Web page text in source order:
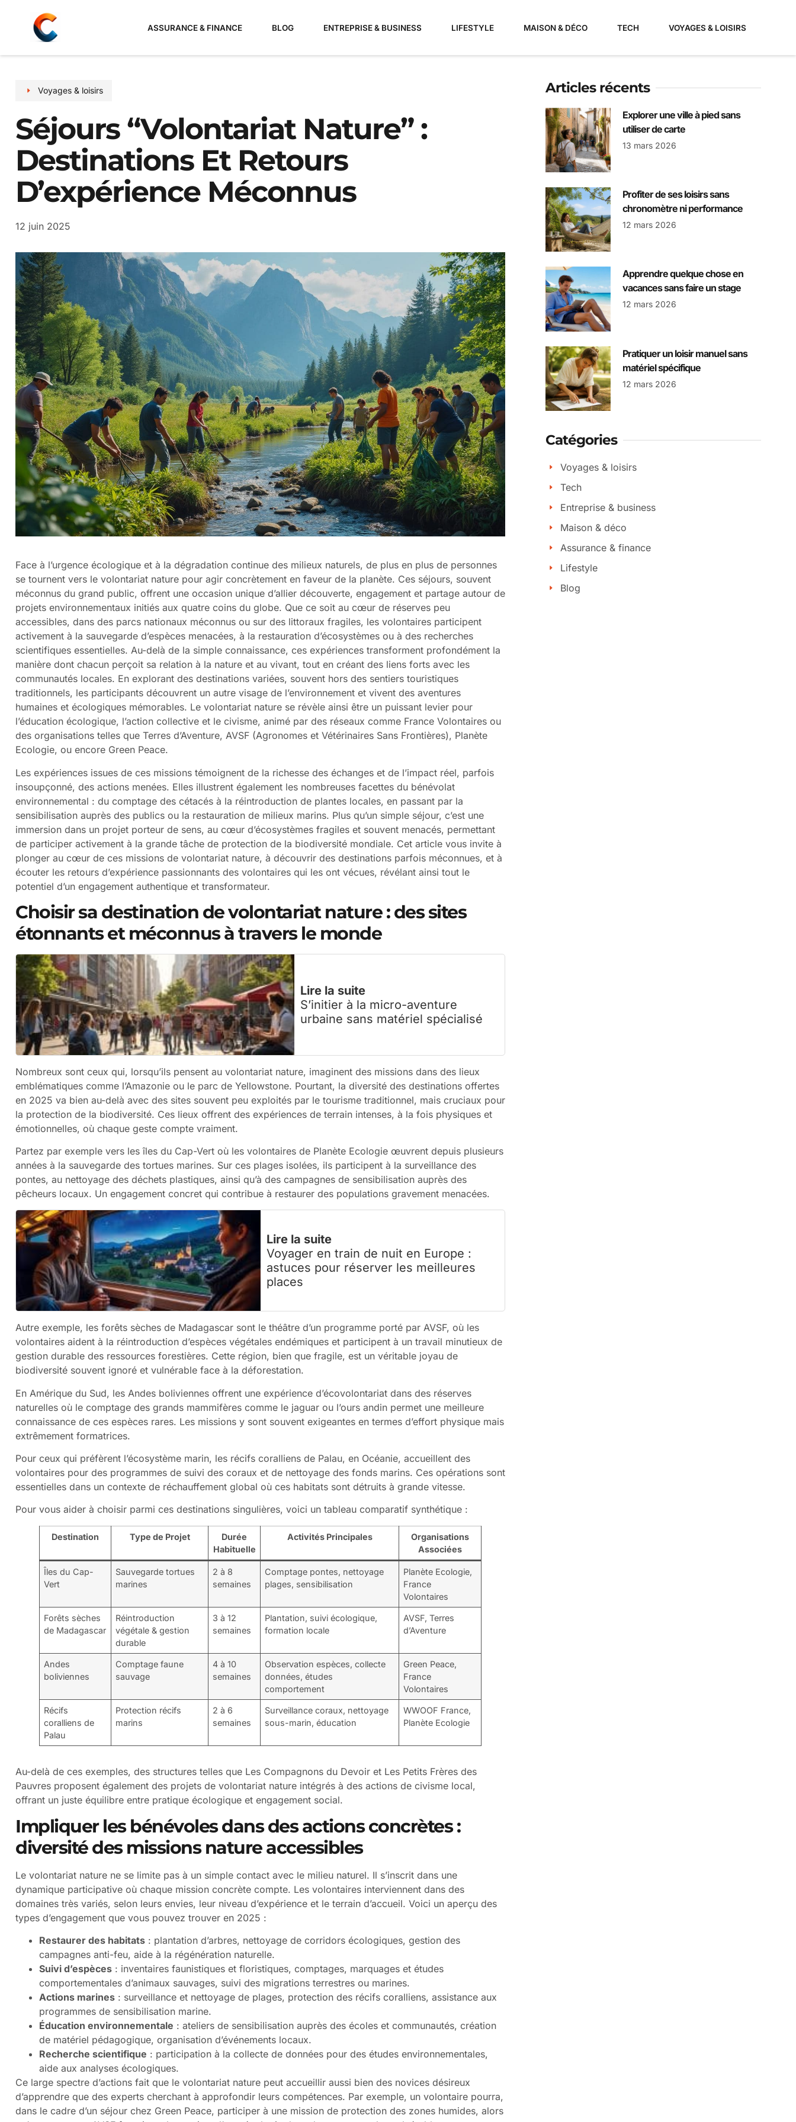
ASSURANCE & FINANCE BLOG ENTREPRISE & BUSINESS LIFESTYLE MAISON & DÉCO TECH VOYAGES & LOISIRS
Voyages & loisirs
Séjours “volontariat Nature” :
Destinations Et Retours
D’expérience Méconnus
12 juin 2025
Face à l’urgence écologique et à la dégradation continue des milieux naturels, de plus en plus de personnes
se tournent vers le volontariat nature pour agir concrètement en faveur de la planète. Ces séjours, souvent
méconnus du grand public, offrent une occasion unique d’allier découverte, engagement et partage autour de
projets environnementaux initiés aux quatre coins du globe. Que ce soit au cœur de réserves peu
accessibles, dans des parcs nationaux méconnus ou sur des littoraux fragiles, les volontaires participent
activement à la sauvegarde d’espèces menacées, à la restauration d’écosystèmes ou à des recherches
scientifiques essentielles. Au-delà de la simple connaissance, ces expériences transforment profondément la
manière dont chacun perçoit sa relation à la nature et au vivant, tout en créant des liens forts avec les
communautés locales. En explorant des destinations variées, souvent hors des sentiers touristiques
traditionnels, les participants découvrent un autre visage de l’environnement et vivent des aventures
humaines et écologiques mémorables. Le volontariat nature se révèle ainsi être un puissant levier pour
l’éducation écologique, l’action collective et le civisme, animé par des réseaux comme France Volontaires ou
des organisations telles que Terres d’Aventure, AVSF (Agronomes et Vétérinaires Sans Frontières), Planète
Ecologie, ou encore Green Peace.
Les expériences issues de ces missions témoignent de la richesse des échanges et de l’impact réel, parfois
insoupçonné, des actions menées. Elles illustrent également les nombreuses facettes du bénévolat
environnemental : du comptage des cétacés à la réintroduction de plantes locales, en passant par la
sensibilisation auprès des publics ou la restauration de milieux marins. Plus qu’un simple séjour, c’est une
immersion dans un projet porteur de sens, au cœur d’écosystèmes fragiles et souvent menacés, permettant
de participer activement à la grande tâche de protection de la biodiversité mondiale. Cet article vous invite à
plonger au cœur de ces missions de volontariat nature, à découvrir des destinations parfois méconnues, et à
écouter les retours d’expérience passionnants des volontaires qui les ont vécues, révélant ainsi tout le
potentiel d’un engagement authentique et transformateur.
Choisir sa destination de volontariat nature : des sites
étonnants et méconnus à travers le monde
Lire la suite
S’initier à la micro-aventure
urbaine sans matériel spécialisé
Nombreux sont ceux qui, lorsqu’ils pensent au volontariat nature, imaginent des missions dans des lieux
emblématiques comme l’Amazonie ou le parc de Yellowstone. Pourtant, la diversité des destinations offertes
en 2025 va bien au-delà avec des sites souvent peu exploités par le tourisme traditionnel, mais cruciaux pour
la protection de la biodiversité. Ces lieux offrent des expériences de terrain intenses, à la fois physiques et
émotionnelles, où chaque geste compte vraiment.
Partez par exemple vers les îles du Cap-Vert où les volontaires de Planète Ecologie œuvrent depuis plusieurs
années à la sauvegarde des tortues marines. Sur ces plages isolées, ils participent à la surveillance des
pontes, au nettoyage des déchets plastiques, ainsi qu’à des campagnes de sensibilisation auprès des
pêcheurs locaux. Un engagement concret qui contribue à restaurer des populations gravement menacées.
Lire la suite
Voyager en train de nuit en Europe :
astuces pour réserver les meilleures
places
Autre exemple, les forêts sèches de Madagascar sont le théâtre d’un programme porté par AVSF, où les
volontaires aident à la réintroduction d’espèces végétales endémiques et participent à un travail minutieux de
gestion durable des ressources forestières. Cette région, bien que fragile, est un véritable joyau de
biodiversité souvent ignoré et vulnérable face à la déforestation.
En Amérique du Sud, les Andes boliviennes offrent une expérience d’écovolontariat dans des réserves
naturelles où le comptage des grands mammifères comme le jaguar ou l’ours andin permet une meilleure
connaissance de ces espèces rares. Les missions y sont souvent exigeantes en termes d’effort physique mais
extrêmement formatrices.
Pour ceux qui préfèrent l’écosystème marin, les récifs coralliens de Palau, en Océanie, accueillent des
volontaires pour des programmes de suivi des coraux et de nettoyage des fonds marins. Ces opérations sont
essentielles dans un contexte de réchauffement global où ces habitats sont détruits à grande vitesse.
Pour vous aider à choisir parmi ces destinations singulières, voici un tableau comparatif synthétique :
Destination Type de Projet
Durée
Habituelle
Activités Principales
Organisations
Associées
Îles du Cap-
Vert
Sauvegarde tortues
marines
2 à 8
semaines
Comptage pontes, nettoyage
plages, sensibilisation
Planète Ecologie,
France
Volontaires
Forêts sèches
de Madagascar
Réintroduction
végétale & gestion
durable
3 à 12
semaines
Plantation, suivi écologique,
formation locale
AVSF, Terres
d’Aventure
Andes
boliviennes
Comptage faune
sauvage
4 à 10
semaines
Observation espèces, collecte
données, études
comportement
Green Peace,
France
Volontaires
Récifs
coralliens de
Palau
Protection récifs
marins
2 à 6
semaines
Surveillance coraux, nettoyage
sous-marin, éducation
WWOOF France,
Planète Ecologie
Au-delà de ces exemples, des structures telles que Les Compagnons du Devoir et Les Petits Frères des
Pauvres proposent également des projets de volontariat nature intégrés à des actions de civisme local,
offrant un juste équilibre entre pratique écologique et engagement social.
Impliquer les bénévoles dans des actions concrètes :
diversité des missions nature accessibles
Le volontariat nature ne se limite pas à un simple contact avec le milieu naturel. Il s’inscrit dans une
dynamique participative où chaque mission concrète compte. Les volontaires interviennent dans des
domaines très variés, selon leurs envies, leur niveau d’expérience et le terrain d’accueil. Voici un aperçu des
types d’engagement que vous pouvez trouver en 2025 :
Restaurer des habitats : plantation d’arbres, nettoyage de corridors écologiques, gestion des
campagnes anti-feu, aide à la régénération naturelle.
Suivi d’espèces : inventaires faunistiques et floristiques, comptages, marquages et études
comportementales d’animaux sauvages, suivi des migrations terrestres ou marines.
Actions marines : surveillance et nettoyage de plages, protection des récifs coralliens, assistance aux
programmes de sensibilisation marine.
Éducation environnementale : ateliers de sensibilisation auprès des écoles et communautés, création
de matériel pédagogique, organisation d’événements locaux.
Recherche scientifique : participation à la collecte de données pour des études environnementales,
aide aux analyses écologiques.
Ce large spectre d’actions fait que le volontariat nature peut accueillir aussi bien des novices désireux
d’apprendre que des experts cherchant à approfondir leurs compétences. Par exemple, un volontaire pourra,
dans le cadre d’un séjour chez Green Peace, participer à une mission de protection des zones humides, alors
Articles récents
Explorer une ville à pied sans
utiliser de carte
13 mars 2026
Profiter de ses loisirs sans
chronomètre ni performance
12 mars 2026
Apprendre quelque chose en
vacances sans faire un stage
12 mars 2026
Pratiquer un loisir manuel sans
matériel spécifique
12 mars 2026
Catégories
Voyages & loisirs
Tech
Entreprise & business
Maison & déco
Assurance & finance
Lifestyle
Blog